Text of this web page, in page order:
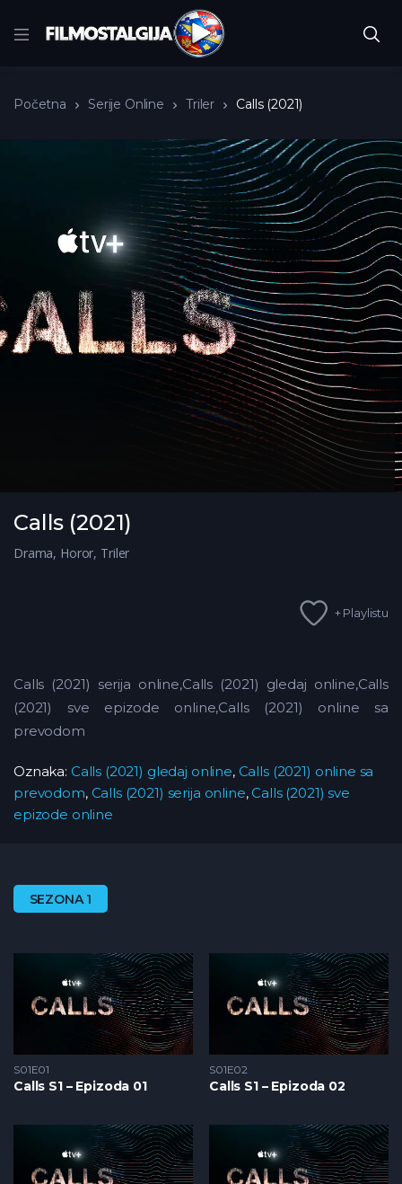
Početna Serije Online Triler Calls (2021)
Calls (2021)
Drama, Horor, Triler
+ Playlistu
Calls (2021) serija online,Calls (2021) gledaj online,Calls
(2021)
sve epizode online,Calls (2021) online sa
prevodom
Oznaka: Calls (2021) gledaj online, Calls (2021) online sa
prevodom, Calls (2021) serija online, Calls (2021) sve
epizode online
SEZONA 1
S01E01
Calls S1 – Epizoda 01
S01E02
Calls S1 – Epizoda 02